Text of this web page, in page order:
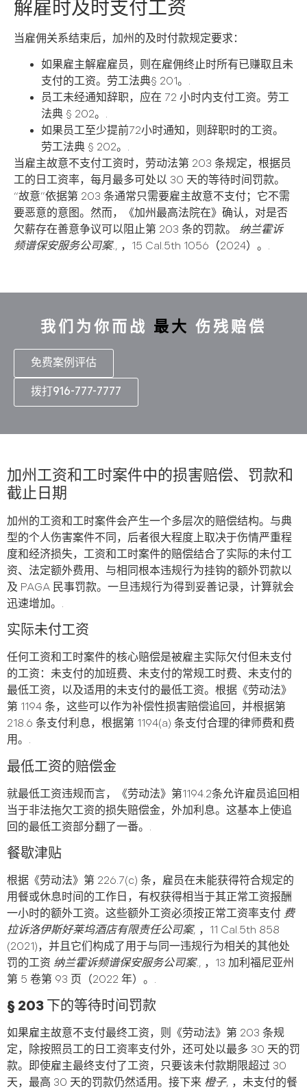
解雇时及时支付工资
当雇佣关系结束后，加州的及时付款规定要求：
如果雇主解雇雇员，则在雇佣终止时所有已赚取且未
支付的工资。劳工法典§ 201。.
员工未经通知辞职，应在 72 小时内支付工资。劳工
法典 § 202。.
如果员工至少提前72小时通知，则辞职时的工资。
劳工法典 § 202。.
当雇主故意不支付工资时，劳动法第 203 条规定，根据员
工的日工资率，每月最多可处以 30 天的等待时间罚款。
“故意”依据第 203 条通常只需要雇主故意不支付；它不需
要恶意的意图。然而，《加州最高法院在》确认，对是否
欠薪存在善意争议可以阻止第 203 条的罚款。 纳兰霍诉
频谱保安服务公司案., ，15 Cal.5th 1056（2024）。.
我们为你而战 最大 伤残赔偿
免费案例评估
拨打916-777-7777
加州工资和工时案件中的损害赔偿、罚款和
截止日期
加州的工资和工时案件会产生一个多层次的赔偿结构。与典
型的个人伤害案件不同，后者很大程度上取决于伤情严重程
度和经济损失，工资和工时案件的赔偿结合了实际的未付工
资、法定额外费用、与相同根本违规行为挂钩的额外罚款以
及 PAGA 民事罚款。一旦违规行为得到妥善记录，计算就会
迅速增加。.
实际未付工资
任何工资和工时案件的核心赔偿是被雇主实际欠付但未支付
的工资：未支付的加班费、未支付的常规工时费、未支付的
最低工资，以及适用的未支付的最低工资。根据《劳动法》
第 1194 条，这些可以作为补偿性损害赔偿追回，并根据第
218.6 条支付利息，根据第 1194(a) 条支付合理的律师费和费
用。.
最低工资的赔偿金
就最低工资违规而言，《劳动法》第1194.2条允许雇员追回相
当于非法拖欠工资的损失赔偿金，外加利息。这基本上使追
回的最低工资部分翻了一番。.
餐歇津贴
根据《劳动法》第 226.7(c) 条，雇员在未能获得符合规定的
用餐或休息时间的工作日，有权获得相当于其正常工资报酬
一小时的额外工资。这些额外工资必须按正常工资率支付 费
拉诉洛伊斯好莱坞酒店有限责任公司案, ，11 Cal.5th 858
(2021)，并且它们构成了用于与同一违规行为相关的其他处
罚的工资 纳兰霍诉频谱保安服务公司案., ，13 加利福尼亚州
第 5 卷第 93 页（2022 年）。.
§ 203 下的等待时间罚款
如果雇主故意不支付最终工资，则《劳动法》第 203 条规
定，除按照员工的日工资率支付外，还可处以最多 30 天的罚
款。即使雇主最终支付了工资，只要该未付款期限超过 30
天，最高 30 天的罚款仍然适用。接下来 橙子, ，未支付的餐